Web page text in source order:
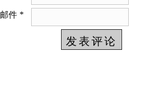
邮件 *